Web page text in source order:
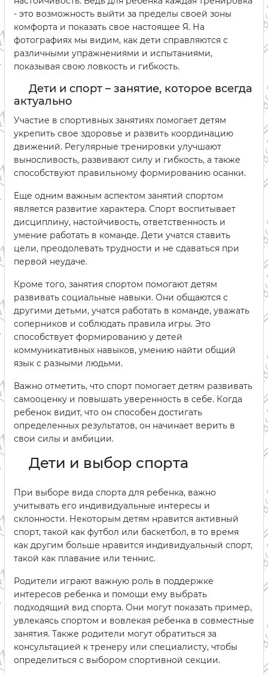
- это возможность выйти за пределы своей зоны
комфорта и показать свое настоящее Я. На
фотографиях мы видим, как дети справляются с
различными упражнениями и испытаниями,
показывая свою ловкость и гибкость.
Дети и спорт – занятие, которое всегда
актуально
Участие в спортивных занятиях помогает детям
укрепить свое здоровье и развить координацию
движений. Регулярные тренировки улучшают
выносливость, развивают силу и гибкость, а также
способствуют правильному формированию осанки.
Еще одним важным аспектом занятий спортом
является развитие характера. Спорт воспитывает
дисциплину, настойчивость, ответственность и
умение работать в команде. Дети учатся ставить
цели, преодолевать трудности и не сдаваться при
первой неудаче.
Кроме того, занятия спортом помогают детям
развивать социальные навыки. Они общаются с
другими детьми, учатся работать в команде, уважать
соперников и соблюдать правила игры. Это
способствует формированию у детей
коммуникативных навыков, умению найти общий
язык с разными людьми.
Важно отметить, что спорт помогает детям развивать
самооценку и повышать уверенность в себе. Когда
ребенок видит, что он способен достигать
определенных результатов, он начинает верить в
свои силы и амбиции.
Дети и выбор спорта
При выборе вида спорта для ребенка, важно
учитывать его индивидуальные интересы и
склонности. Некоторым детям нравится активный
спорт, такой как футбол или баскетбол, в то время
как другим больше нравится индивидуальный спорт,
такой как плавание или теннис.
Родители играют важную роль в поддержке
интересов ребенка и помощи ему выбрать
подходящий вид спорта. Они могут показать пример,
увлекаясь спортом и вовлекая ребенка в совместные
занятия. Также родители могут обратиться за
консультацией к тренеру или специалисту, чтобы
определиться с выбором спортивной секции.